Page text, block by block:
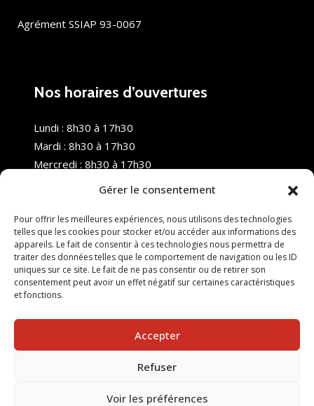
Gérer le consentement
Pour offrir les meilleures expériences, nous utilisons des technologies
telles que les cookies pour stocker et/ou accéder aux informations des
appareils. Le fait de consentir à ces technologies nous permettra de
traiter des données telles que le comportement de navigation ou les ID
uniques sur ce site. Le fait de ne pas consentir ou de retirer son
consentement peut avoir un effet négatif sur certaines caractéristiques
et fonctions.
Accepter
Refuser
Voir les préférences
Agrément SSIAP 93-0067
Nos horaires d’ouvertures
Lundi : 8h30 à 17h30
Mardi : 8h30 à 17h30
Mercredi : 8h30 à 17h30
Samedi : Fermé
Dimanche : Fermé
© 2025 Nouvel R Formation - TOUS DROITS RÉSERVÉS -
SITE RÉALISÉ PAR :INGÉNIERIE TECH